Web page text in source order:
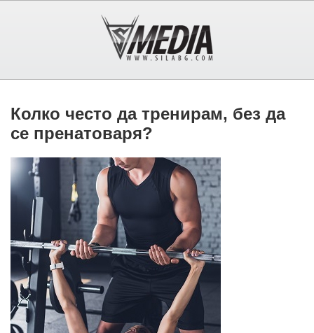
Колко често да тренирам, без да
се пренатоваря?